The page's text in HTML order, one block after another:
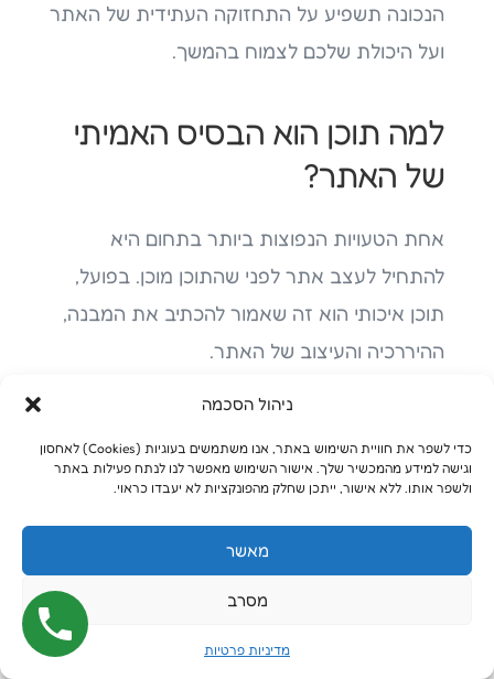
ניהול הסכמה
כדי לשפר את חוויית השימוש באתר, אנו משתמשים בעוגיות (Cookies) לאחסון
וגישה למידע מהמכשיר שלך. אישור השימוש מאפשר לנו לנתח פעילות באתר
ולשפר אותו. ללא אישור, ייתכן שחלק מהפונקציות לא יעבדו כראוי.
מאשר
מסרב
מדיניות פרטיות
הנכונה תשפיע על התחזוקה העתידית של האתר
ועל היכולת שלכם לצמוח בהמשך.
למה תוכן הוא הבסיס האמיתי
של האתר?
אחת הטעויות הנפוצות ביותר בתחום היא
להתחיל לעצב אתר לפני שהתוכן מוכן. בפועל,
תוכן איכותי הוא זה שאמור להכתיב את המבנה,
ההיררכיה והעיצוב של האתר.
כאשר מתחילים מעיצוב בלבד, בדרך כלל מגיעים
לשלב שבו מבינים שאין מספיק תוכן, שהכותרות
לא מתאימות, שהעמודים לא בנויים נכון או
שהמסרים השיווקיים חלשים. בשלב הזה כבר
צריך לעשות שינויים יקרים ומעייפים.
במקום זה, מומלץ להתחיל עם אסטרטגיית תוכן
ברורה ומפת אתר מסודרת.